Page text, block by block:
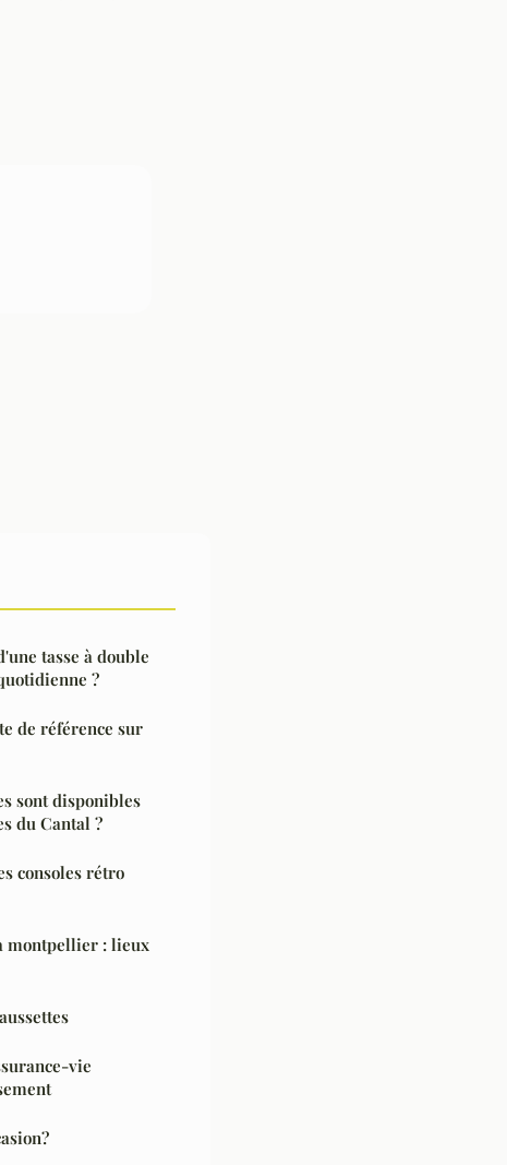
tasse à double
?
de référence sur
sont disponibles
du Cantal ?
consoles rétro
montpellier : lieux
vie